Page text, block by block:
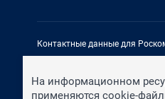
Контактные данные для
Контактные данные для
Техподдержка: help@shkulev.ru
На информационном
применяются cookie-